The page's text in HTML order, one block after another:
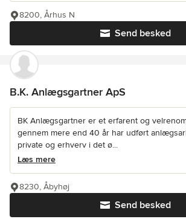
Send besked
8200, Århus N
B.K. Anlægsgartner ApS
BK Anlægsgartner er et erfarent og
gennem mere end 40 år har udført
private og erhverv i det ø...
Læs mere
Send besked
8230, Åbyhøj